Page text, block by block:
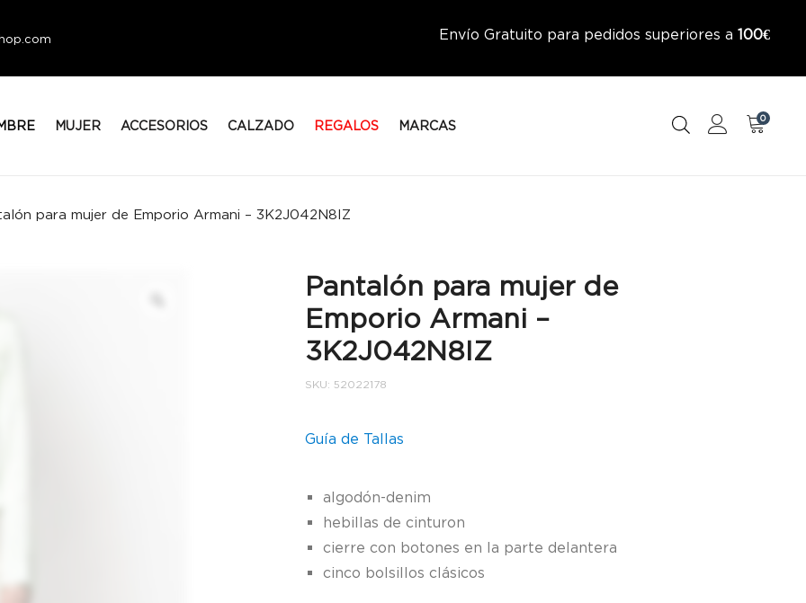
Envío Gratuito para pedidos superiores a 100€
MUJER ACCESORIOS CALZADO REGALOS MARCAS
0
para mujer de Emporio Armani – 3K2J042N8IZ
Pantalón para mujer de
Emporio Armani –
3K2J042N8IZ
SKU: 52022178
Guía de Tallas
algodón-denim
hebillas de cinturon
cierre con botones en la parte delantera
cinco bolsillos clásicos